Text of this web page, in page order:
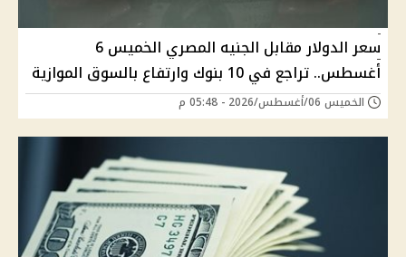
سعر الدولار مقابل الجنيه المصري الخميس 6
أغسطس.. تراجع في 10 بنوك وارتفاع بالسوق الموازية
الخميس 06/أغسطس/2026 - 05:48 م